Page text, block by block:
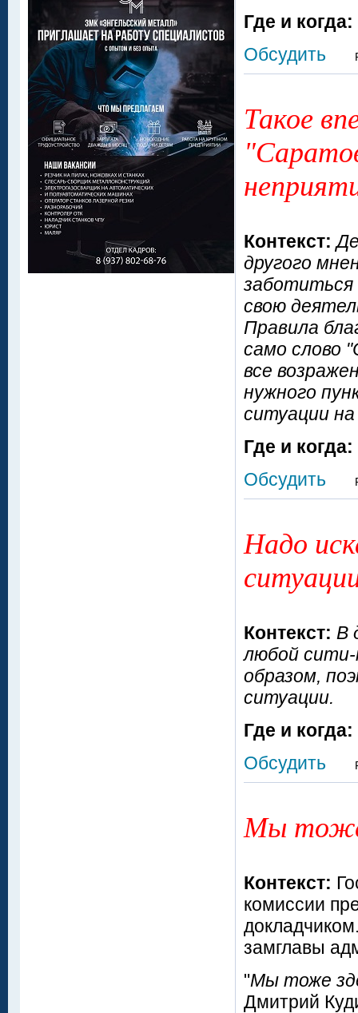
Где и когда:
Обсудить
Такое
Контекст:
другого
свою
Правила
само слово
все
нужного
ситуации
Где и когда:
Обсудить
Надо
Контекст: В
любой
образом,
ситуации.
Где и когда:
Обсудить
Мы тоже
Контекст:
комиссии
замглавы
"Мы тоже
Дмитрий